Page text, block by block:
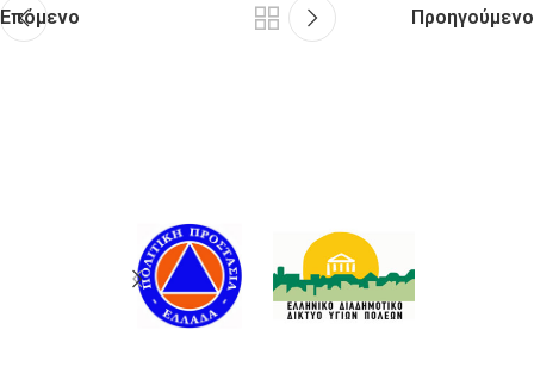
Επόμενο Προηγούμενο